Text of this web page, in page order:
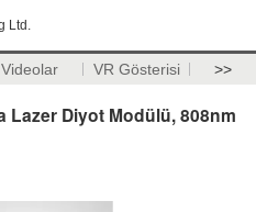
Ltd.
Videolar VR Gösterisi >>
Lazer Diyot Modülü, 808nm